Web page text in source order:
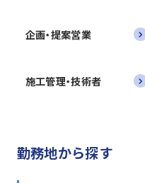
企画・提案営業
施工管理・技術者
勤務地から探す